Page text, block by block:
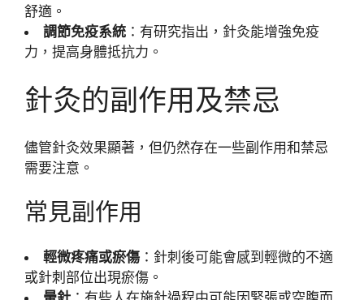
舒適。
調節免疫系統 ：有研究指出，針灸能增強免疫
力，提高身體抵抗力。
針灸的副作用及禁忌
儘管針灸效果顯著，但仍然存在一些副作用和禁忌
需要注意。
常見副作用
輕微疼痛或瘀傷 ：針刺後可能會感到輕微的不適
或針刺部位出現瘀傷。